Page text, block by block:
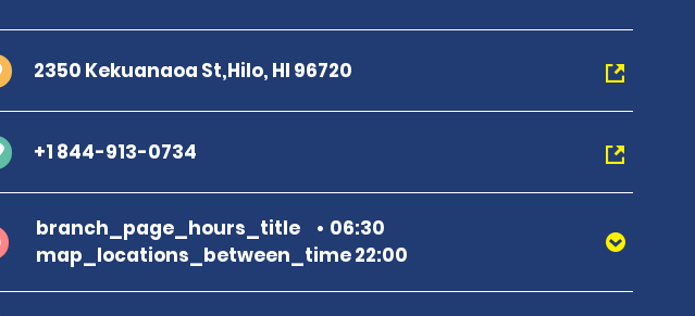
2350 Kekuanaoa St,Hilo, HI 96720
+1 844-913-0734
branch_page_hours_title
06:30
map_locations_between_time 22:00